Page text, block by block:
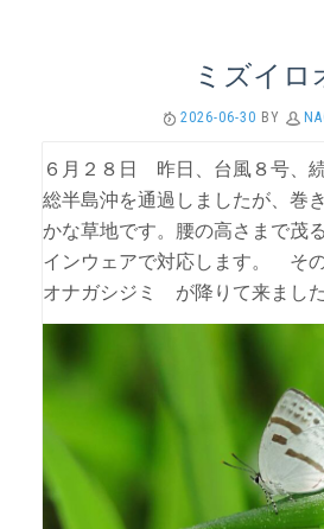
ミズイロ
2026-06-30 BY
６月２８日 昨日、台風８号、
総半島沖を通過しましたが、巻
かな草地です。腰の高さまで茂
インウェアで対応します。 そ
オナガシジミ が降りて来ました